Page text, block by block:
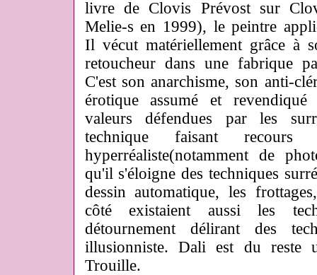
livre de Clovis Prévost sur
Melie-s en 1999), le peintre
Il vécut matériellement grâce à
retoucheur dans une fabrique
C'est son anarchisme, son anti-
érotique assumé et
valeurs défendues par les
technique faisant
hyperréaliste(notamment de
qu'il s'éloigne des techniques
dessin automatique, les
côté existaient aussi les
détournement délirant des
illusionniste. Dali est du reste
Trouille.